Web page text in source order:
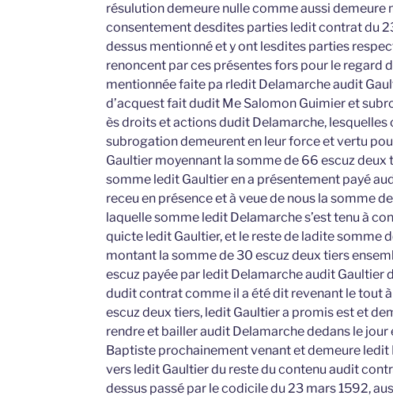
résulution demeure nulle comme aussi demeure
consentement desdites parties ledit contrat du
dessus mentionné et y ont lesdites parties
renoncent par ces présentes fors pour le regard
mentionnée faite pa rledit Delamarche audit
d’acquest fait dudit Me Salomon Guimier et
ès droits et actions dudit Delamarche, lesquelles
subrogation demeurent en leur force et vertu
Gaultier moyennant la somme de 66 escuz deux
somme ledit Gaultier en a présentement payé
receu en présence et à veue de nous la somme
laquelle somme ledit Delamarche s’est tenu à
quicte ledit Gaultier, et le reste de ladite somme
montant la somme de 30 escuz deux tiers
escuz payée par ledit Delamarche audit Gaultier
dudit contrat comme il a été dit revenant le tout
escuz deux tiers, ledit Gaultier a promis est et
rendre et bailler audit Delamarche dedans le jour
Baptiste prochainement venant et demeure
vers ledit Gaultier du reste du contenu audit
dessus passé par le codicile du 23 mars 1592,